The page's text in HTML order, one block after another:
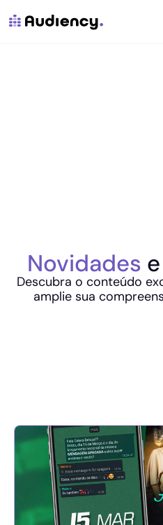
Novidades
Descubra o conteúdo
amplie sua